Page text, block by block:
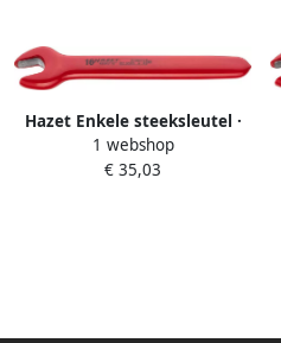
Hazet Enkele steeksleutel ·
geïsoleerd 450KV-16 · Buiten-
zeskant-profiel · SW 16 mm
1 webshop
€ 35,03